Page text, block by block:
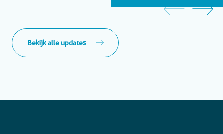
Bekijk alle updates